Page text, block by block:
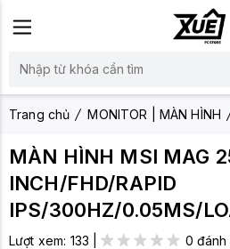
Trang chủ MONITOR | MÀN HÌNH
MÀN HÌNH MSI MAG
INCH/FHD/RAPID
IPS/300HZ/0.05MS/
Lượt xem: 133 | 0 đánh